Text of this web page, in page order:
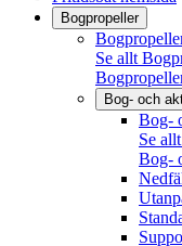
Bogpropeller
Se allt
Bog- och
Bog-
Se
Bog-